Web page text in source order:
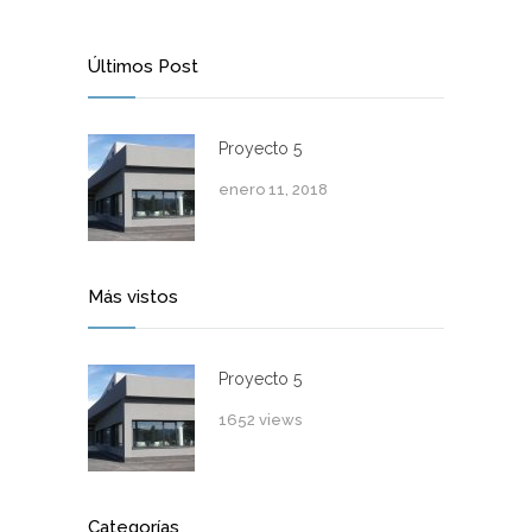
Últimos Post
Proyecto 5
enero 11, 2018
Más vistos
Proyecto 5
1652 views
Categorías